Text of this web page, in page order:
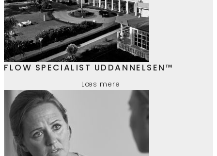
FLOW SPECIALIST UDDANNELSEN™
Læs mere